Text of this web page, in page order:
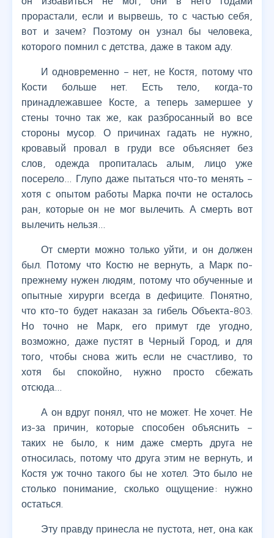
прорастали, если и вырвешь, то с частью себя,
вот и зачем? Поэтому он узнал бы человека,
которого помнил с детства, даже в таком аду.
И одновременно – нет, не Костя, потому что
Кости больше нет. Есть тело, когда-то
принадлежавшее Косте, а теперь замершее у
стены точно так же, как разбросанный во все
стороны мусор. О причинах гадать не нужно,
кровавый провал в груди все объясняет без
слов, одежда пропиталась алым, лицо уже
посерело… Глупо даже пытаться что-то менять –
хотя с опытом работы Марка почти не осталось
ран, которые он не мог вылечить. А смерть вот
вылечить нельзя…
От смерти можно только уйти, и он должен
был. Потому что Костю не вернуть, а Марк по-
прежнему нужен людям, потому что обученные и
опытные хирурги всегда в дефиците. Понятно,
что кто-то будет наказан за гибель Объекта-803.
Но точно не Марк, его примут где угодно,
возможно, даже пустят в Черный Город, и для
того, чтобы снова жить если не счастливо, то
хотя бы спокойно, нужно просто сбежать
отсюда…
А он вдруг понял, что не может. Не хочет. Не
из-за причин, которые способен объяснить –
таких не было, к ним даже смерть друга не
относилась, потому что друга этим не вернуть, и
Костя уж точно такого бы не хотел. Это было не
столько понимание, сколько ощущение: нужно
остаться.
Эту правду принесла не пустота, нет, она как